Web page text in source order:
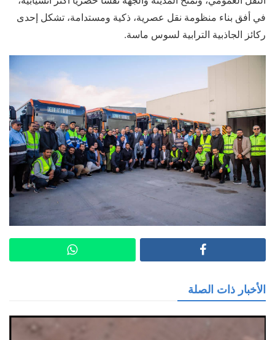
في أفق بناء منظومة نقل عصرية، ذكية ومستدامة، تشكل إحدى
ركائز الجاذبية الترابية لسوس ماسة.
الأخبار ذات الصلة